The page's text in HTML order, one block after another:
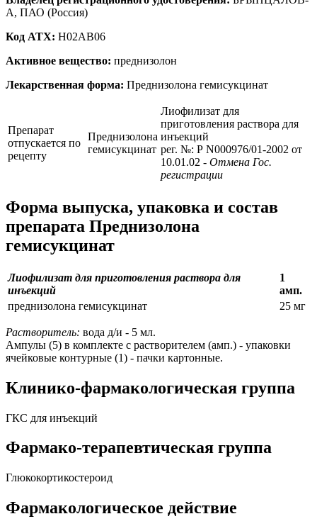
А, ПАО (Россия)
Код ATX: H02AB06
Активное вещество: преднизолон
Лекарственная форма: Преднизолона гемисукцинат
Препарат
отпускается по
рецепту
Преднизолона
гемисукцинат
Лиофилизат для
приготовления раствора для
инъекций
рег. №: Р N000976/01-2002 от
10.01.02 - Отмена Гос.
регистрации
Форма выпуска, упаковка и состав
препарата Преднизолона
гемисукцинат
Лиофилизат для приготовления раствора для
инъекций
1
амп.
преднизолона гемисукцинат
25 мг
Растворитель: вода д/и - 5 мл.
Ампулы (5) в комплекте с растворителем (амп.) - упаковки
ячейковые контурные (1) - пачки картонные.
Клинико-фармакологическая группа
ГКС для инъекций
Фармако-терапевтическая группа
Глюкокортикостероид
Фармакологическое действие